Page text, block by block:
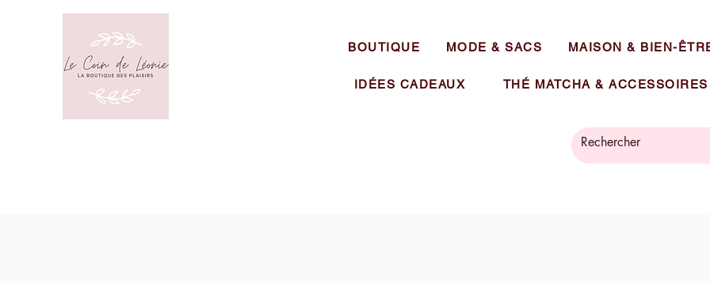
MAISON & BIEN-
MODE & SACS
BOUTIQUE
THÉ MATCHA & ACCESSOIRES
IDÉES CADEAUX